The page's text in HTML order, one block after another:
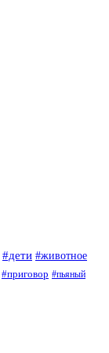
#дети #животное
#приговор #пьяный